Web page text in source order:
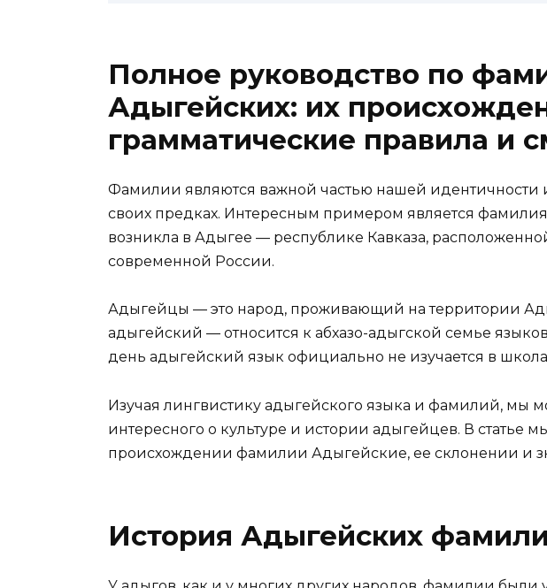
Полное руководство по
Адыгейских: их
грамматические правила и
Фамилии являются важной частью нашей идентичности
своих предках. Интересным примером является
возникла в Адыгее — республике Кавказа,
современной России.
Адыгейцы — это народ, проживающий на территории
адыгейский — относится к абхазо-адыгской семье
день адыгейский язык официально не изучается в
Изучая лингвистику адыгейского языка и фамилий, мы
интересного о культуре и истории адыгейцев. В статье
происхождении фамилии Адыгейские, ее склонении и
История Адыгейских